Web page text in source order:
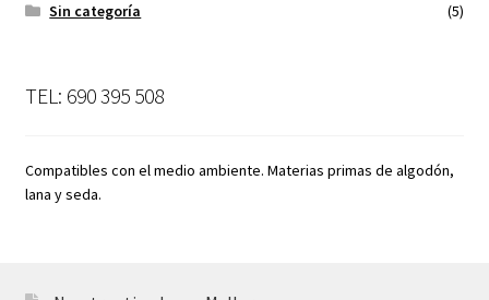
Sin categoría
(5)
TEL: 690 395 508
Compatibles con el medio ambiente. Materias primas de algodón,
lana y seda.